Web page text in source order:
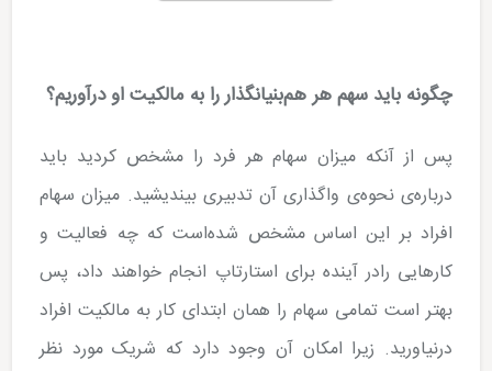
چگونه باید سهم هر هم‌بنیانگذار را به مالکیت او درآوریم؟
پس از آن­که میزان سهام هر فرد را مشخص کردید باید
درباره‌­ی نحوه­‌ی واگذاری آن تدبیری بیندیشید. میزان سهام
افراد بر این اساس مشخص شده‌­است که چه فعالیت و
کارهایی رادر آینده برای استارتاپ انجام خواهند داد، پس
بهتر است تمامی سهام را همان ابتدای کار به مالکیت افراد
درنیاورید. زیرا امکان آن وجود دارد که شریک مورد نظر